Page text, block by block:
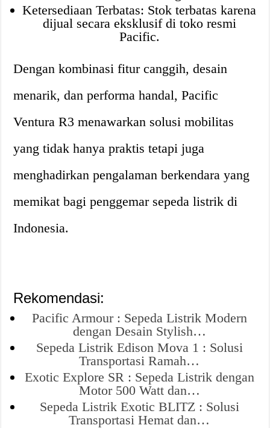
Ketersediaan Terbatas: Stok terbatas karena
dijual secara eksklusif di toko resmi
Pacific.
Dengan kombinasi fitur canggih, desain
menarik, dan performa handal, Pacific
Ventura R3 menawarkan solusi mobilitas
yang tidak hanya praktis tetapi juga
menghadirkan pengalaman berkendara yang
memikat bagi penggemar sepeda listrik di
Indonesia.
Rekomendasi:
Pacific Armour : Sepeda Listrik Modern
dengan Desain Stylish…
Sepeda Listrik Edison Mova 1 : Solusi
Transportasi Ramah…
Exotic Explore SR : Sepeda Listrik dengan
Motor 500 Watt dan…
Sepeda Listrik Exotic BLITZ : Solusi
Transportasi Hemat dan…